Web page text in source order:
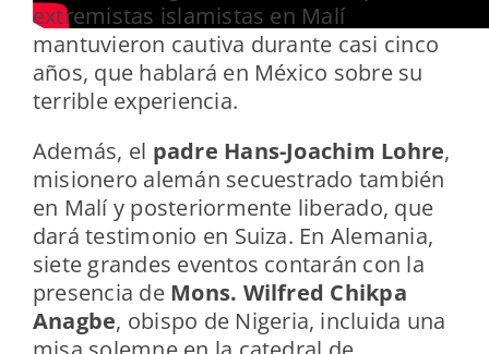
extremistas islamistas en Malí
mantuvieron cautiva durante casi cinco
años, que hablará en México sobre su
terrible experiencia.
Además, el padre Hans-Joachim Lohre,
misionero alemán secuestrado también
en Malí y posteriormente liberado, que
dará testimonio en Suiza. En Alemania,
siete grandes eventos contarán con la
presencia de Mons. Wilfred Chikpa
Anagbe, obispo de Nigeria, incluida una